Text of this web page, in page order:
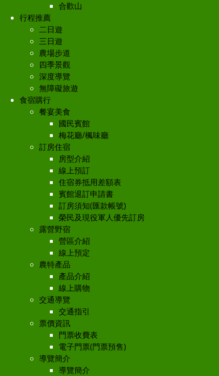
合歡山
行程推薦
二日遊
三日遊
農場步道
四季景觀
深度導覽
無障礙旅遊
食宿購行
餐宴美食
國民賓館
梅花廳/楓味廳
訂房住宿
房型介紹
線上預訂
住宿券抵用差額表
賓館退訂申請書
訂房須知(匯款帳號)
榮民及現役軍人優先訂房
露營野宿
營區介紹
線上預定
農特產品
產品介紹
線上購物
交通導覽
交通指引
票價資訊
門票收費表
電子門票(門票預售)
導覽簡介
導覽簡介